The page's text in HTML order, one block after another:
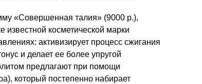
«Совершенная талия» (9000 р.),
косметической марки
активизирует процесс сжигания
и делает ее более упругой
предлагают при помощи
который постепенно набирает